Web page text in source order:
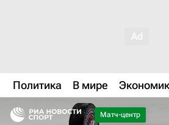
Политика В мире
Матч-центр